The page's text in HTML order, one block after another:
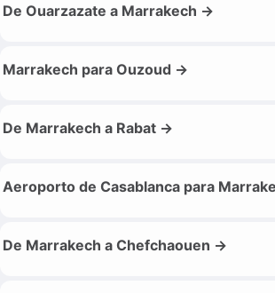
De Ouarzazate a Marrakech →
Marrakech para Ouzoud →
De Marrakech a Rabat →
Aeroporto de Casablanca para
De Marrakech a Chefchaouen →